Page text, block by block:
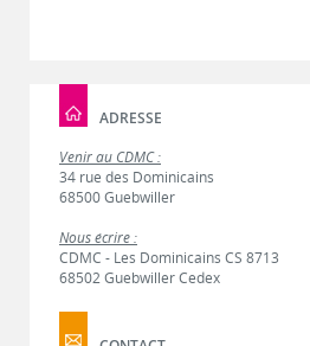
ADRESSE
Venir au CDMC :
34 rue des Dominicains
68500 Guebwiller
Nous écrire :
CDMC - Les Dominicains CS 8713
68502 Guebwiller Cedex